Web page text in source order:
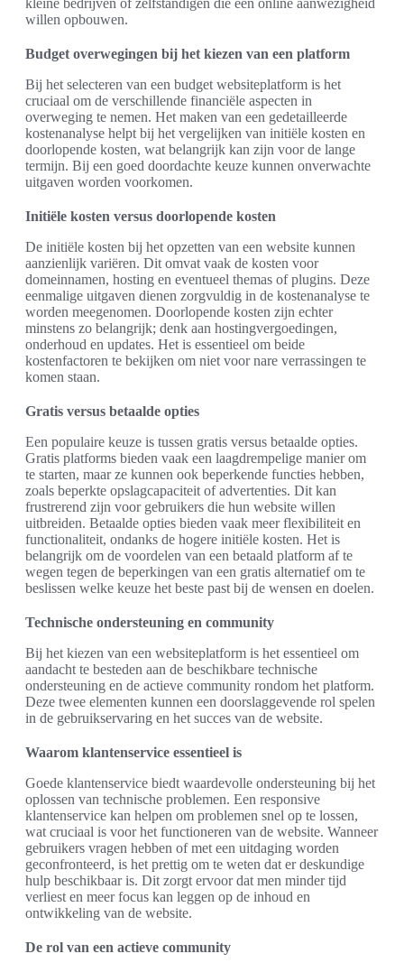
kleine bedrijven of zelfstandigen die een online aanwezigheid
willen opbouwen.
Budget overwegingen bij het kiezen van een platform
Bij het selecteren van een budget websiteplatform is het
cruciaal om de verschillende financiële aspecten in
overweging te nemen. Het maken van een gedetailleerde
kostenanalyse helpt bij het vergelijken van initiële kosten en
doorlopende kosten, wat belangrijk kan zijn voor de lange
termijn. Bij een goed doordachte keuze kunnen onverwachte
uitgaven worden voorkomen.
Initiële kosten versus doorlopende kosten
De initiële kosten bij het opzetten van een website kunnen
aanzienlijk variëren. Dit omvat vaak de kosten voor
domeinnamen, hosting en eventueel themas of plugins. Deze
eenmalige uitgaven dienen zorgvuldig in de kostenanalyse te
worden meegenomen. Doorlopende kosten zijn echter
minstens zo belangrijk; denk aan hostingvergoedingen,
onderhoud en updates. Het is essentieel om beide
kostenfactoren te bekijken om niet voor nare verrassingen te
komen staan.
Gratis versus betaalde opties
Een populaire keuze is tussen gratis versus betaalde opties.
Gratis platforms bieden vaak een laagdrempelige manier om
te starten, maar ze kunnen ook beperkende functies hebben,
zoals beperkte opslagcapaciteit of advertenties. Dit kan
frustrerend zijn voor gebruikers die hun website willen
uitbreiden. Betaalde opties bieden vaak meer flexibiliteit en
functionaliteit, ondanks de hogere initiële kosten. Het is
belangrijk om de voordelen van een betaald platform af te
wegen tegen de beperkingen van een gratis alternatief om te
beslissen welke keuze het beste past bij de wensen en doelen.
Technische ondersteuning en community
Bij het kiezen van een websiteplatform is het essentieel om
aandacht te besteden aan de beschikbare technische
ondersteuning en de actieve community rondom het platform.
Deze twee elementen kunnen een doorslaggevende rol spelen
in de gebruikservaring en het succes van de website.
Waarom klantenservice essentieel is
Goede klantenservice biedt waardevolle ondersteuning bij het
oplossen van technische problemen. Een responsive
klantenservice kan helpen om problemen snel op te lossen,
wat cruciaal is voor het functioneren van de website. Wanneer
gebruikers vragen hebben of met een uitdaging worden
geconfronteerd, is het prettig om te weten dat er deskundige
hulp beschikbaar is. Dit zorgt ervoor dat men minder tijd
verliest en meer focus kan leggen op de inhoud en
ontwikkeling van de website.
De rol van een actieve community